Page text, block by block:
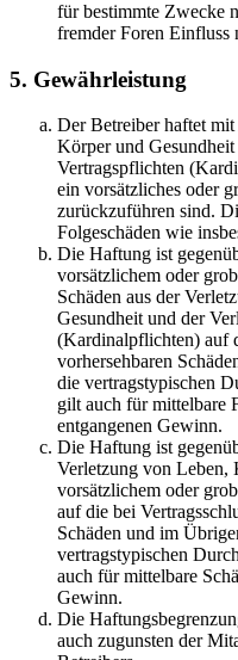
für bestimmte Zwecke
fremder Foren Einfluss
5. Gewährleistung
Der Betreiber haftet
Körper und
Vertragspflichten
ein vorsätzliches oder
zurückzuführen sind.
Folgeschäden wie
Die Haftung ist
vorsätzlichem oder
Schäden aus der
Gesundheit und der
(Kardinalpflichten) auf
vorhersehbaren
die vertragstypischen
gilt auch für mittelbare
entgangenen Gewinn.
Die Haftung ist
Verletzung von Leben,
vorsätzlichem oder
auf die bei
Schäden und im
vertragstypischen
auch für mittelbare
Gewinn.
Die
auch zugunsten der